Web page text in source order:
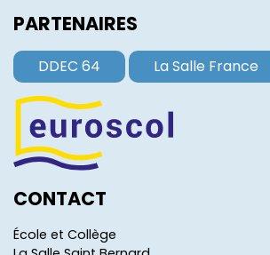
PARTENAIRES
DDEC 64 La Salle France
CONTACT
École et Collège